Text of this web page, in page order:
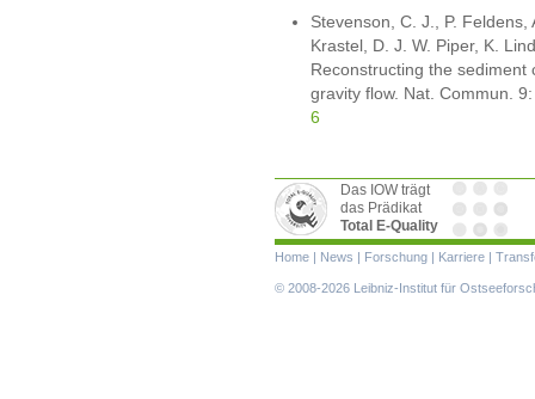
Stevenson, C. J., P.
Krastel, D. J. W. Piper, K.
Reconstructing the
gravity flow. Nat. Commun.
6
Das IOW trägt
das Prädikat
Total E-Quality
Navigation
Home News Forschung Karriere
© 2008-2026 Leibniz-Institut für